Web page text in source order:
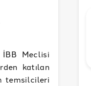
Meclisi
katılan
temsilcileri